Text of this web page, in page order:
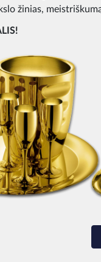
žinias,